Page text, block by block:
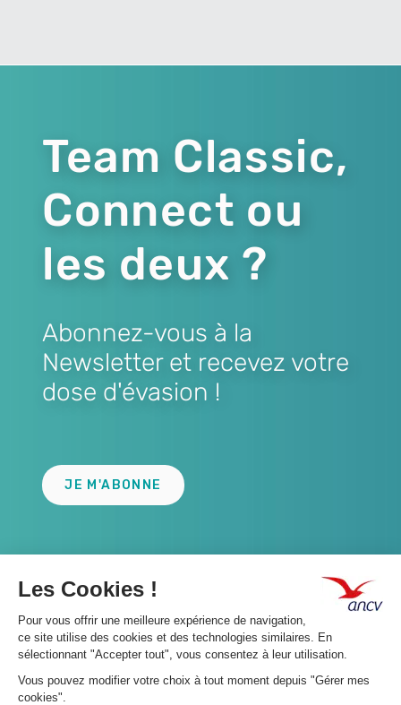
Team Classic,
Connect ou
les deux ?
Abonnez-vous à la
Newsletter et recevez votre
dose d'évasion !
JE M'ABONNE